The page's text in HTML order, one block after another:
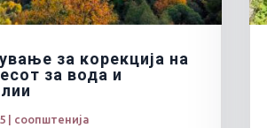
за корекција на
за вода и
соопштенија